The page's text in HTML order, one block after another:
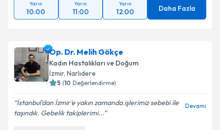
Yarın
10:00
Yarın
11:00
Yarın
12:00 Daha Fazla
Op. Dr. Melih Gökçe
Kadın Hastalıkları ve Doğum
İzmir, Narlıdere
5 (10 Değerlendirme)
İstanbul'dan İzmir'e yakın zamanda işlerimiz sebebi ile
taşındık. Gebelik takiplerimi...
Devamı